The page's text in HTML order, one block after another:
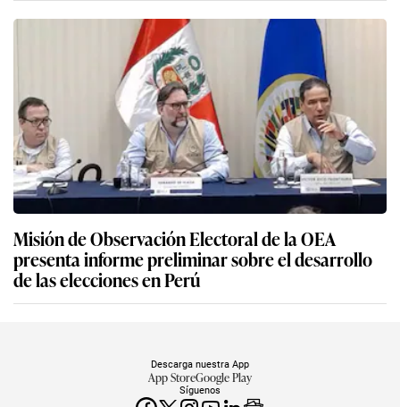
Misión de Observación Electoral de la OEA
presenta informe preliminar sobre el desarrollo
de las elecciones en Perú
Síguenos
Descarga nuestra App
App StoreGoogle Play